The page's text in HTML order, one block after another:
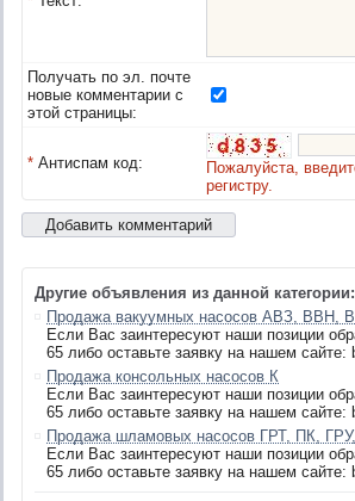
Получать по эл. почте
новые комментарии с
этой страницы:
* Антиспам код:
Пожалуйста,
регистру.
Другие объявления из данной категории:
Продажа вакуумных насосов АВЗ, ВВН,
Если Вас заинтересуют наши позиции
65 либо оставьте заявку на нашем сайте:
Продажа консольных насосов К
Если Вас заинтересуют наши позиции
65 либо оставьте заявку на нашем сайте:
Продажа шламовых насосов ГРТ, ПК,
Если Вас заинтересуют наши позиции
65 либо оставьте заявку на нашем сайте: